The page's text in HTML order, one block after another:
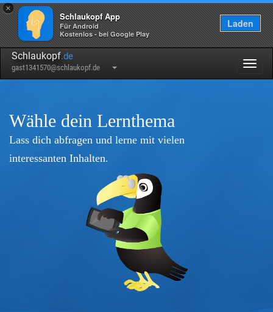
×
Schlaukopf App
Für Android
Kostenlos - bei Google Play
Laden
Schlaukopf.de
gast1341570@schlaukopf.de
Wähle dein Lernthema
Lass dich abfragen und lerne mit vielen
interessanten Inhalten.